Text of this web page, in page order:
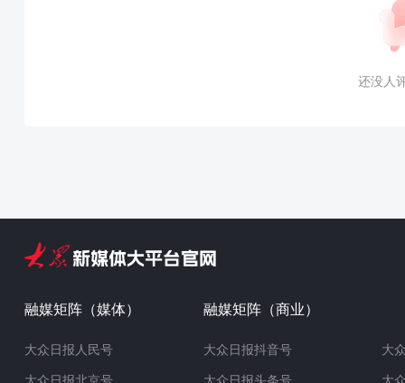
还没人
融媒矩阵（媒体）
大众日报人民号
融媒矩阵（商业）
大众日报抖音号
大